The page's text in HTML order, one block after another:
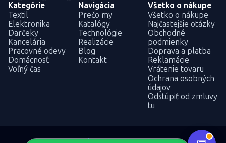
Kategórie
Textil
Elektronika
Darčeky
Kancelária
Pracovné odevy
Domácnosť
Voľný čas
Navigácia
Prečo my
Katalógy
Technológie
Realizácie
Blog
Kontakt
Všetko o nákupe
Všetko o nákupe
Najčastejšie otázky
Obchodné
podmienky
Doprava a platba
Reklamácie
Vrátenie tovaru
Ochrana osobných
údajov
Odstúpiť od zmluvy
tu